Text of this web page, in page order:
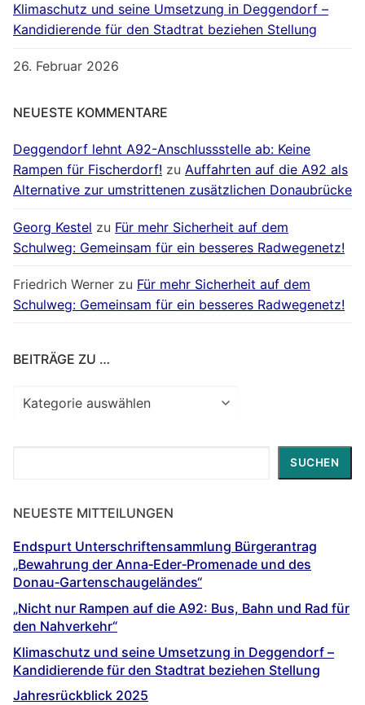
Klimaschutz und seine Umsetzung in Deggendorf –
Kandidierende für den Stadtrat beziehen Stellung
26. Februar 2026
NEUESTE KOMMENTARE
Deggendorf lehnt A92-Anschlussstelle ab: Keine
Rampen für Fischerdorf! zu Auffahrten auf die A92 als
Alternative zur umstrittenen zusätzlichen Donaubrücke
Georg Kestel zu Für mehr Sicherheit auf dem
Schulweg: Gemeinsam für ein besseres Radwegenetz!
Friedrich Werner zu Für mehr Sicherheit auf dem
Schulweg: Gemeinsam für ein besseres Radwegenetz!
BEITRÄGE ZU …
Beiträge
SUCHEN
NEUESTE MITTEILUNGEN
Endspurt Unterschriftensammlung Bürgerantrag
„Bewahrung der Anna‐Eder‐Promenade und des
Donau‐Gartenschaugeländes“
„Nicht nur Rampen auf die A92: Bus, Bahn und Rad für
den Nahverkehr“
Klimaschutz und seine Umsetzung in Deggendorf –
Kandidierende für den Stadtrat beziehen Stellung
Jahresrückblick 2025